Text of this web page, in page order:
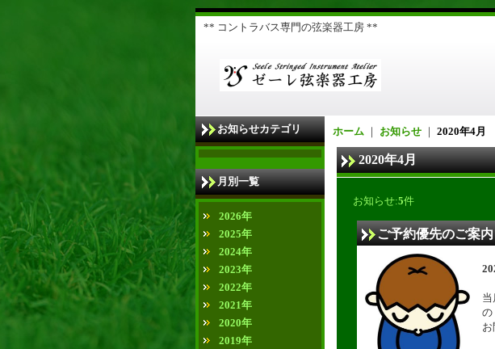
** コントラバス専門の弦楽器工房 **
お知らせカテゴリ
月別一覧
2026年
2025年
2024年
2023年
2022年
2021年
2020年
2019年
ホーム ｜ お知らせ ｜ 2020年4月
2020年4月
お知らせ:5件
ご予約優先のご案内
の